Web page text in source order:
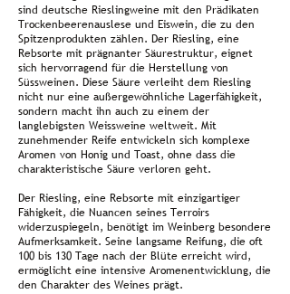
sind deutsche Rieslingweine mit den Prädikaten
Trockenbeerenauslese und Eiswein, die zu den
Spitzenprodukten zählen. Der Riesling, eine
Rebsorte mit prägnanter Säurestruktur, eignet
sich hervorragend für die Herstellung von
Süssweinen. Diese Säure verleiht dem Riesling
nicht nur eine außergewöhnliche Lagerfähigkeit,
sondern macht ihn auch zu einem der
langlebigsten Weissweine weltweit. Mit
zunehmender Reife entwickeln sich komplexe
Aromen von Honig und Toast, ohne dass die
charakteristische Säure verloren geht.
Der Riesling, eine Rebsorte mit einzigartiger
Fähigkeit, die Nuancen seines Terroirs
widerzuspiegeln, benötigt im Weinberg besondere
Aufmerksamkeit. Seine langsame Reifung, die oft
100 bis 130 Tage nach der Blüte erreicht wird,
ermöglicht eine intensive Aromenentwicklung, die
den Charakter des Weines prägt.